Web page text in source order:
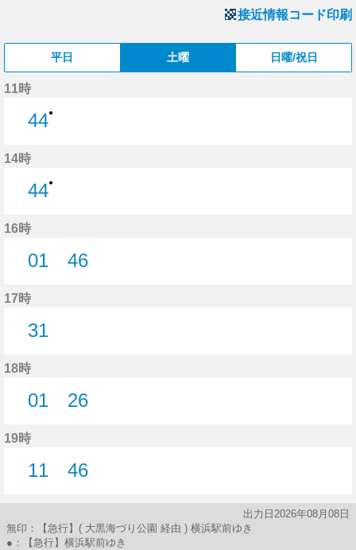
接近情報コード印刷
平日 土曜 日曜/祝日
11時
44●
14時
44●
16時
01
46
17時
31
18時
01
26
19時
11
46
出力日2026年08月08日
無印：【急行】( 大黒海づり公園 経由 ) 横浜駅前ゆき
●：【急行】横浜駅前ゆき